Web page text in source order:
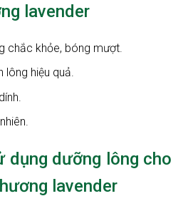
lavender
chắc khỏe, bóng mượt.
lông hiệu quả.
dụng dưỡng lông cho
lavender